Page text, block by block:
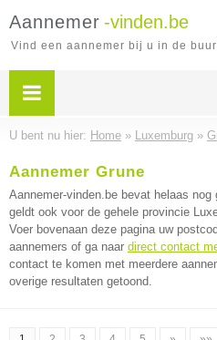
Aannemer -vinden.be
Vind een aannemer bij u in de
U bent nu hier: Home » Luxemburg »
Aannemer Grune
Aannemer-vinden.be bevat helaas nog
geldt ook voor de gehele provincie
Voer bovenaan deze pagina uw
aannemers of ga naar direct contact
contact te komen met meerdere
overige resultaten getoond.